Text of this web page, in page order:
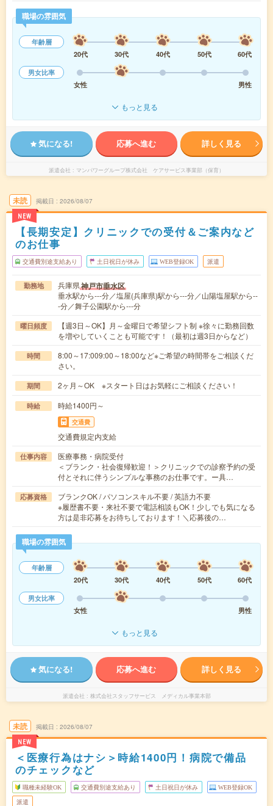
職場の雰囲気
年齢層
20代
30代 40代 50代
60代
男女比率
女性
男性
もっと見る
気になる! 応募へ進む 詳しく見る
派遣会社 マンパワーグループ株式会社 ケアサービス事業部（保育）
未読
NEW
掲載日 2026/08/07
【長期安定】クリニックでの受付＆ご案内など
のお仕事
交通費別途支給あり 土日祝日が休み WEB登録OK 派遣
勤務地 兵庫県神戸市垂水区
垂水駅から---分／塩屋(兵庫県)駅から---分／山陽塩屋駅から--
-分／舞子公園駅から---分
曜日頻度
【週3日～OK】月～金曜日で希望シフト制 ※徐々に勤務回数
を増やしていくことも可能です！（最初は週3日からなど）
時間
8:00～17:009:00～18:00など※ご希望の時間帯をご相談くだ
さい。
期間 2ヶ月～OK ※スタート日はお気軽にご相談ください！
時給 時給1400円～
交通費
交通費規定内支給
仕事内容
医療事務・病院受付
＜ブランク・社会復帰歓迎！＞クリニックでの診察予約の受
付とそれに伴うシンプルな事務のお仕事です。ー具…
応募資格
ブランクOK / パソコンスキル不要 / 英語力不要
※履歴書不要・来社不要で電話相談もOK！少しでも気になる
方は是非応募をお待ちしております！＼応募後の…
職場の雰囲気
年齢層
20代
30代 40代 50代
60代
男女比率
女性
男性
もっと見る
気になる! 応募へ進む 詳しく見る
派遣会社 株式会社スタッフサービス メディカル事業本部
未読
NEW
掲載日 2026/08/07
＜医療行為はナシ＞時給1400円！病院で備品
のチェックなど
職種未経験OK 交通費別途支給あり 土日祝日が休み WEB登録OK
派遣